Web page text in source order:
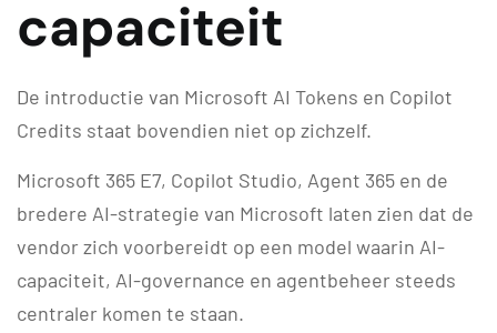
capaciteit
De introductie van Microsoft AI Tokens en Copilot
Credits staat bovendien niet op zichzelf.
Microsoft 365 E7, Copilot Studio, Agent 365 en de
bredere AI-strategie van Microsoft laten zien dat de
vendor zich voorbereidt op een model waarin AI-
capaciteit, AI-governance en agentbeheer steeds
centraler komen te staan.